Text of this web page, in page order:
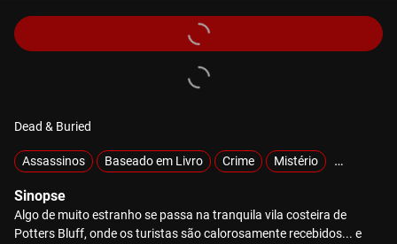
Dead & Buried
Assassinos Baseado em Livro Crime Mistério
Sinopse
Algo de muito estranho se passa na tranquila vila costeira de
Potters Bluff, onde os turistas são calorosamente recebidos... e